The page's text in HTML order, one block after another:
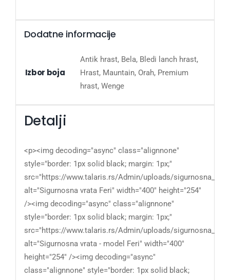
Dodatne informacije
Izbor boja
Antik hrast, Bela, Bledi lanch hrast,
Hrast, Mauntain, Orah, Premium
hrast, Wenge
Detalji
<p><img decoding="async" class="alignnone"
style="border: 1px solid black; margin: 1px;"
src="https://www.talaris.rs/Admin/uploads/
alt="Sigurnosna vrata Feri" width="400" height="254"
/><img decoding="async" class="alignnone"
style="border: 1px solid black; margin: 1px;"
src="https://www.talaris.rs/Admin/uploads/
alt="Sigurnosna vrata - model Feri" width="400"
height="254" /><img decoding="async"
class="alignnone" style="border: 1px solid black;